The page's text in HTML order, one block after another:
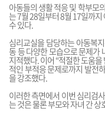
아동들의 생활 적응 및 학부모
는 7월 28일부터 8월 17일까
수 있다.
심리교실을 담당하는 아동복
동 등 다양한 모습으로 문제가
지적했다. 이어 “적절한 도움
적인 부적응 문제로까지 발전
을 강조했다.
이러한 측면에서 이번 심리검
는 것은 물론 부모와 자녀 간